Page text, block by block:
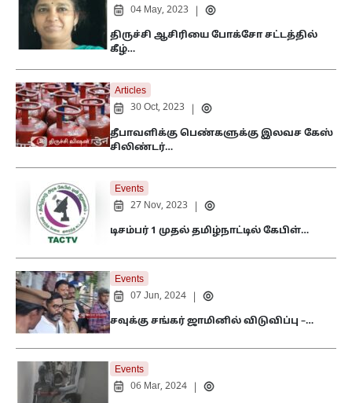
04 May, 2023
திருச்சி ஆசிரியை போக்சோ சட்டத்தில்
கீழ்…
Articles
30 Oct, 2023
தீபாவளிக்கு பெண்களுக்கு இலவச கேஸ்
சிலிண்டர்…
Events
27 Nov, 2023
டிசம்பர் 1 முதல் தமிழ்நாட்டில் கேபிள்…
Events
07 Jun, 2024
சவுக்கு சங்கர் ஜாமினில் விடுவிப்பு –…
Events
06 Mar, 2024